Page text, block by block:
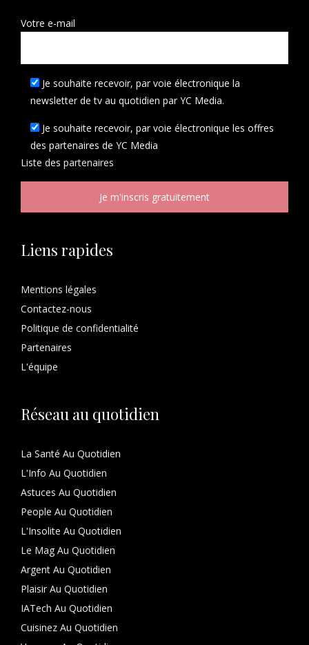
Votre e-mail
Je souhaite recevoir, par voie électronique la
newsletter de tv au quotidien par YC Media.
Je souhaite recevoir, par voie électronique les offres
des partenaires de YC Media
Liste des partenaires
Liens rapides
Mentions légales
Contactez-nous
Politique de confidentialité
Partenaires
L'équipe
Réseau au quotidien
La Santé Au Quotidien
L'Info Au Quotidien
Astuces Au Quotidien
People Au Quotidien
L'Insolite Au Quotidien
Le Mag Au Quotidien
Argent Au Quotidien
Plaisir Au Quotidien
IATech Au Quotidien
Cuisinez Au Quotidien